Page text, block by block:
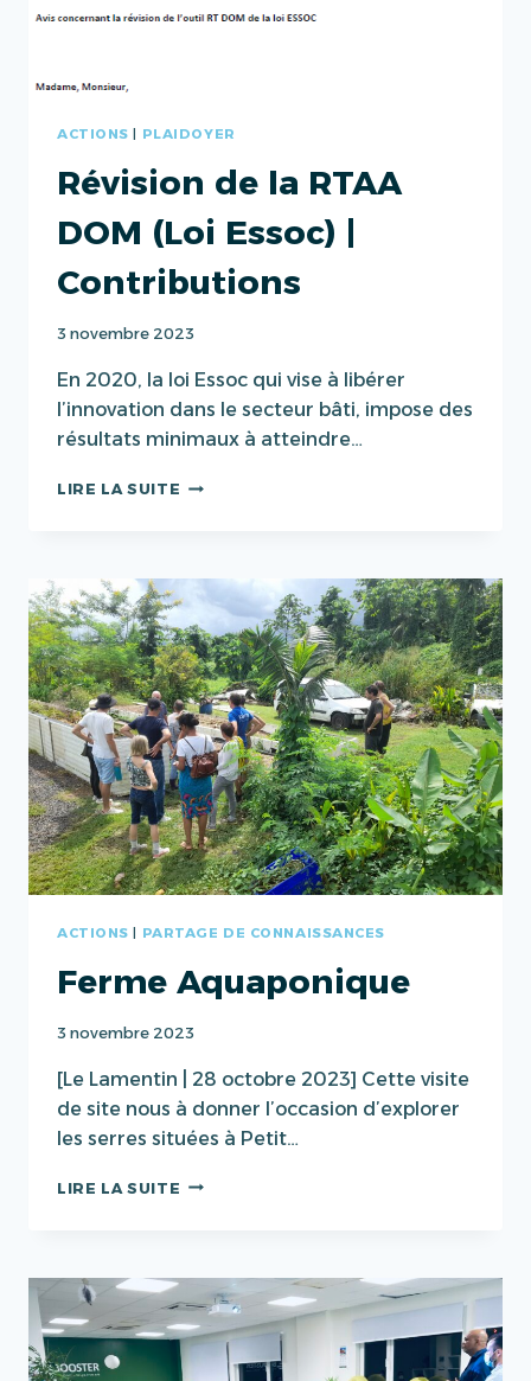
ACTIONS PLAIDOYER
Révision de la RTAA
DOM (Loi Essoc) |
Contributions
3 novembre 2023
En 2020, la loi Essoc qui vise à libérer
l’innovation dans le secteur bâti, impose des
résultats minimaux à atteindre…
LIRE LA SUITE RÉVISION
DOM
(LOI
ESSOC)
|
CONTRIBUTIONS
ACTIONS | PARTAGE DE CONNAISSANCES
Ferme Aquaponique
3 novembre 2023
[Le Lamentin | 28 octobre 2023] Cette visite
de site nous à donner l’occasion d’explorer
les serres situées à Petit…
LIRE LA SUITE FERME